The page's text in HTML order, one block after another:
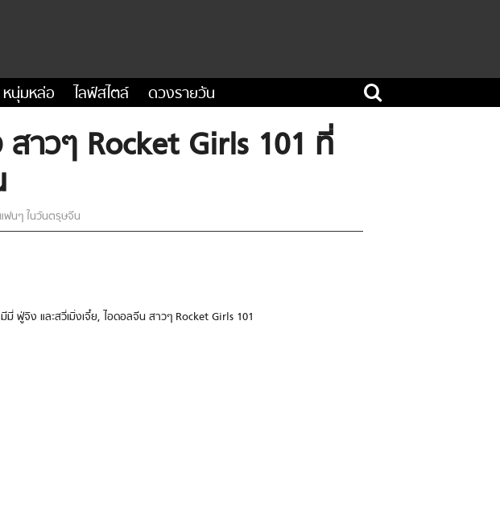
หนุ่มหล่อ ไลฟ์สไตล์ ดวงรายวัน
าวๆ Rocket Girls 101 ที่
นๆ ในวันตรุษจีน